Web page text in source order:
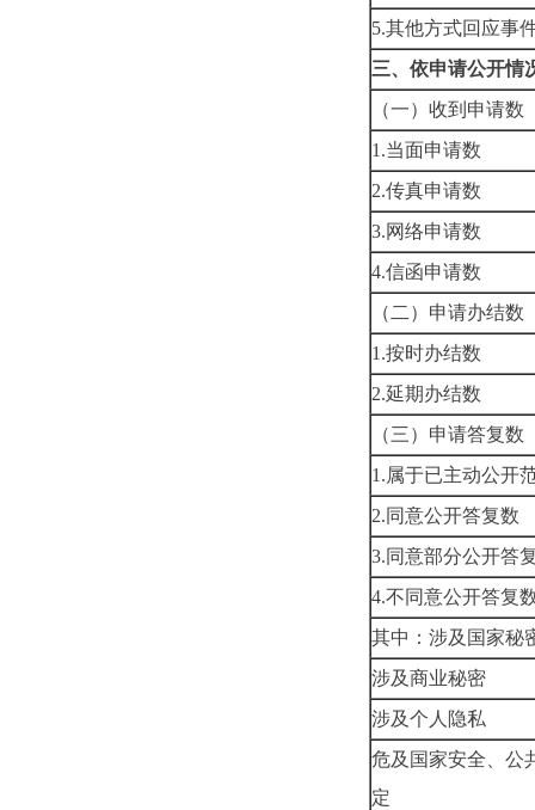
5.其他方式
三、依申请公开情
（一）收到申请
1.当面申
2.传真申
3.网络申
4.信函申
（二）申请办结
1.按时办
2.延期办
（三）申请答复
1.属于已主
2.同意公
3.同意部分
4.不同意
其中：涉
涉及
涉及
危及国家安全、公